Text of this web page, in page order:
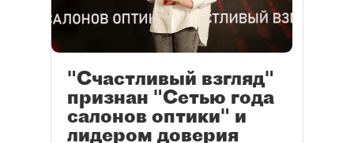
"Счастливый взгляд"
признан "Сетью года
салонов оптики" и
лидером доверия